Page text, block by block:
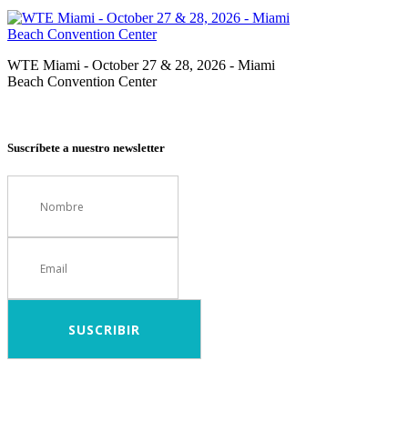
WTE Miami - October 27 & 28, 2026 - Miami
Beach Convention Center
Suscríbete a nuestro newsletter